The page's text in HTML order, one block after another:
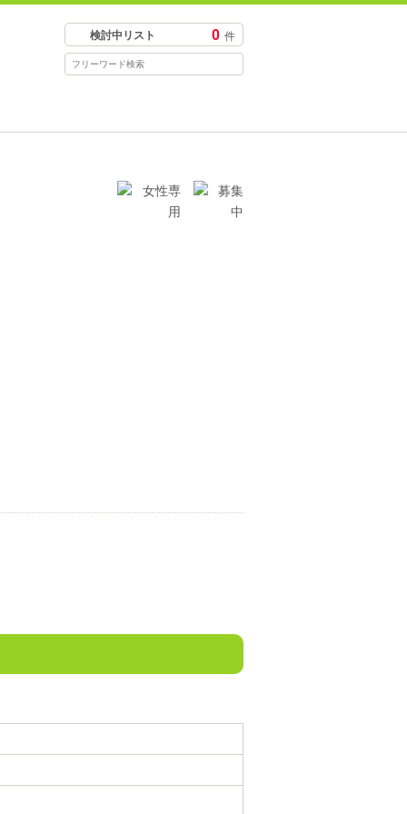
検討中リスト 0 件